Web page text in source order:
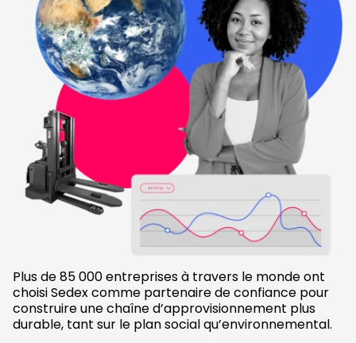
Plus de 85 000 entreprises à travers le monde ont
choisi Sedex comme partenaire de confiance pour
construire une chaîne d’approvisionnement plus
durable, tant sur le plan social qu’environnemental.